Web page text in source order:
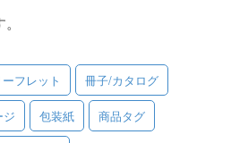
フレット 冊子/カタログ
ジ 包装紙 商品タグ